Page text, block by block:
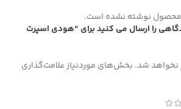
محصول نوشته نشده است.
را ارسال می کنید برای “هودی اسپرت
نخواهد شد. بخش‌های موردنیاز علامت‌گذاری